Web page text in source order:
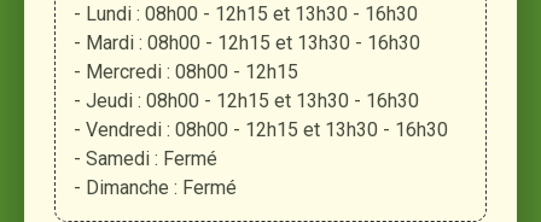
- Lundi : 08h00 - 12h15 et 13h30 - 16h30
- Mardi : 08h00 - 12h15 et 13h30 - 16h30
- Mercredi : 08h00 - 12h15
- Jeudi : 08h00 - 12h15 et 13h30 - 16h30
- Vendredi : 08h00 - 12h15 et 13h30 - 16h30
- Samedi : Fermé
- Dimanche : Fermé